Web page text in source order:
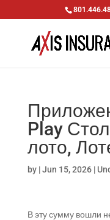
Play
лото,
by |Jun 15, 2026|
В эту сумму вошли